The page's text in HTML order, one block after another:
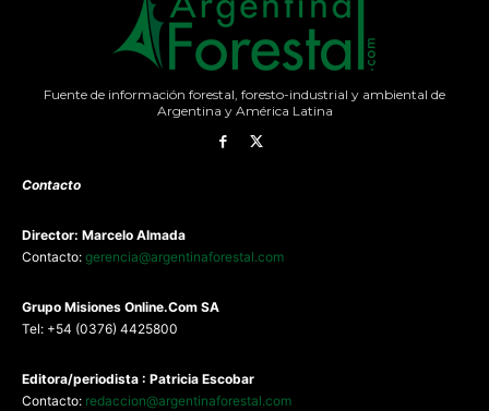
Fuente de información forestal, foresto-industrial y ambiental de
Argentina y América Latina
Contacto
Director: Marcelo Almada
Contacto: gerencia@argentinaforestal.com
Grupo Misiones Online.Com SA
Tel: +54 (0376) 4425800
Editora/periodista : Patricia Escobar
Contacto: redaccion@argentinaforestal.com